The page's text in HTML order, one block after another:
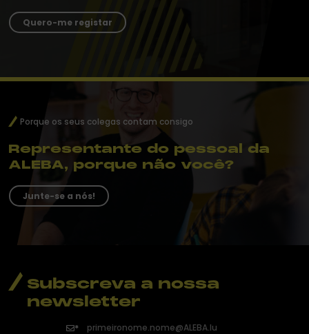
Quero-me registar
Porque os seus colegas contam consigo
Representante do pessoal da
ALEBA, porque não você?
Junte-se a nós!
Subscreva a nossa
newsletter